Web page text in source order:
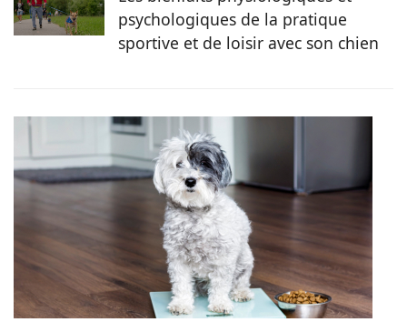
psychologiques de la pratique
sportive et de loisir avec son chien